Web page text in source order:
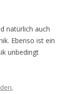
natürlich auch
Ebenso ist ein
unbedingt
,